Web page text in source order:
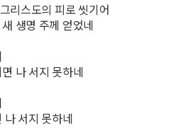
리스도의 피로 씻기어
생명 주께 얻었네
나 서지 못하네
나 서지 못하네